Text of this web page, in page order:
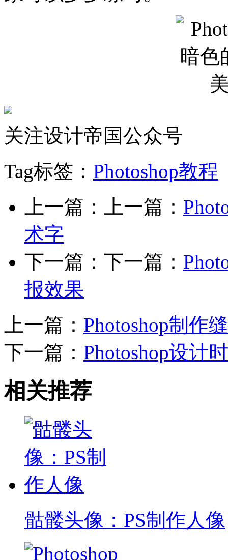
关注设计帝国公众号
Tag标签： Photoshop教程
上一篇：上一篇：
术字
下一篇：下一篇：
报效果
上一篇： Photoshop制作
下一篇： Photoshop设计
相关推荐
骷髅头像：PS制作人像